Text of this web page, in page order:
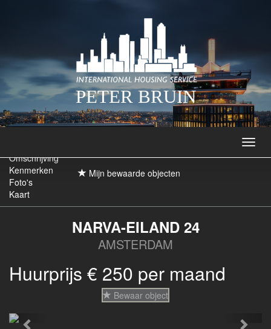
PETER BRUIN
Mijn bewaarde objecten
Omschrijving
Kenmerken
Foto's
Kaart
NARVA-EILAND 24
AMSTERDAM
Huurprijs € 250 per maand
Bewaar object
Previous Next